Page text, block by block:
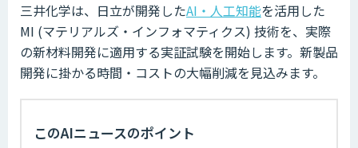
三井化学は、日立が開発したAI・人工知能を活用した
MI (マテリアルズ・インフォマティクス) 技術を、実際
の新材料開発に適用する実証試験を開始します。新製品
開発に掛かる時間・コストの大幅削減を見込みます。
このAIニュースのポイント